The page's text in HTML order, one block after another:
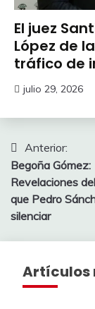
El juez
López de
tráfico de
julio 29, 2026
de
entradas
Anterior:
Begoña Gómez:
Revelaciones
que Pedro
silenciar
Artículos